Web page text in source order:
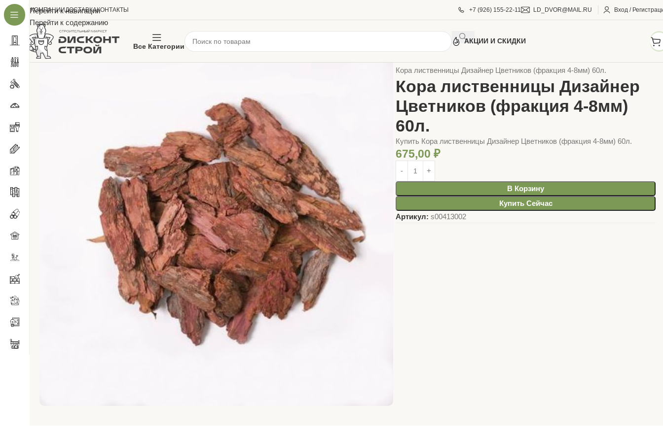
Перейти к навигации
Перейти к содержанию
О КОМПАНИИДОСТАВКАКОНТАКТЫ +7 (926) 155-22-11 LD_DVOR@MAIL.RU Вход /
Все Категории
АКЦИИ И СКИДКИ
Кора лиственницы Дизайнер Цветников (фракция 4-8мм) 60л.
Кора лиственницы Дизайнер
Цветников (фракция 4-8мм)
60л.
Купить Кора лиственницы Дизайнер Цветников (фракция 4-8мм) 60л.
675,00₽
В Корзину
Купить Сейчас
Артикул:s00413002